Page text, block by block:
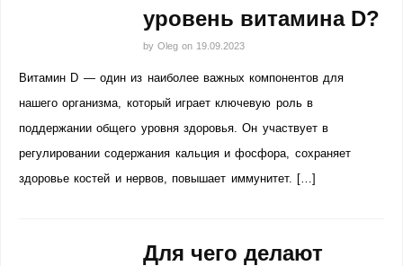
уровень витамина D?
by Oleg on 19.09.2023
Витамин D — один из наиболее важных компонентов для
нашего организма, который играет ключевую роль в
поддержании общего уровня здоровья. Он участвует в
регулировании содержания кальция и фосфора, сохраняет
здоровье костей и нервов, повышает иммунитет. […]
Для чего делают